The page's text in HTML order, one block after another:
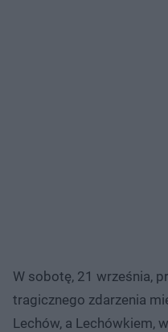
W sobotę, 21 września,
tragicznego zdarzenia
Lechów, a Lechówkiem,